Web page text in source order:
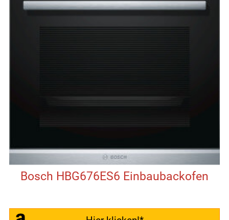
Bosch HBG676ES6 Einbaubackofen